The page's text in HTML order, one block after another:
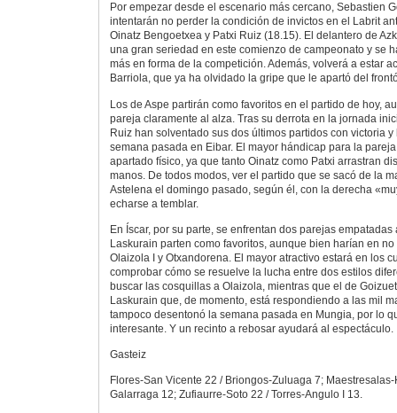
Por empezar desde el escenario más cercano, Sebastien
intentarán no perder la condición de invictos en el Labrit
Oinatz Bengoetxea y Patxi Ruiz (18.15). El delantero de
una gran seriedad en este comienzo de campeonato y se
más en forma de la competición. Además, volverá a estar
Barriola, que ya ha olvidado la gripe que le apartó del
Los de Aspe partirán como favoritos en el partido de hoy,
pareja claramente al alza. Tras su derrota en la jornada
Ruiz han solventado sus dos últimos partidos con victoria
semana pasada en Eibar. El mayor hándicap para la
apartado físico, ya que tanto Oinatz como Patxi arrastran
manos. De todos modos, ver el partido que se sacó de la
Astelena el domingo pasado, según él, con la derecha
echarse a temblar.
En Íscar, por su parte, se enfrentan dos parejas empatadas
Laskurain parten como favoritos, aunque bien harían en
Olaizola I y Otxandorena. El mayor atractivo estará en los
comprobar cómo se resuelve la lucha entre dos estilos
buscar las cosquillas a Olaizola, mientras que el de
Laskurain que, de momento, está respondiendo a las mil
tampoco desentonó la semana pasada en Mungia, por lo
interesante. Y un recinto a rebosar ayudará al espectáculo.
Gasteiz
Flores-San Vicente 22 / Briongos-Zuluaga 7;
Galarraga 12; Zufiaurre-Soto 22 / Torres-Angulo I 13.